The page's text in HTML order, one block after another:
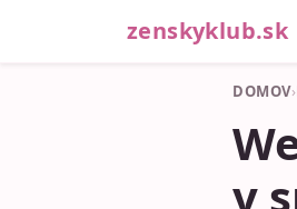
zenskyklub.sk
DOMOV›
v